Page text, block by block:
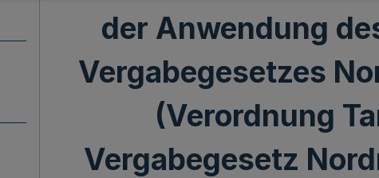
der Anwendung
Vergabegesetzes
(Verordnung
Vergabegesetz